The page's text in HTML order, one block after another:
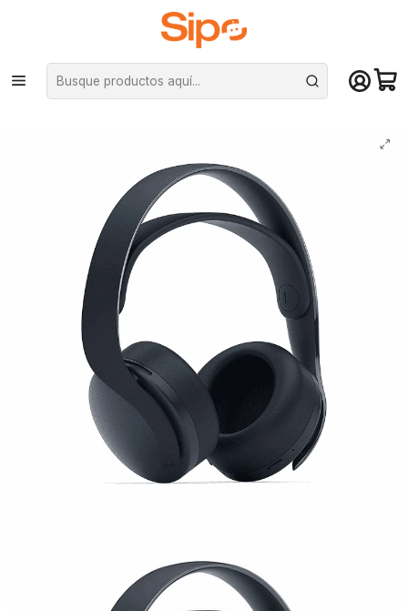
¡Compra hasta mediodía y recibe hoy! De lunes a sábado en el gran
Santiago. Envío gratis desde $29.990
Inicio Computación y Gamers Audífonos
Audífonos Sony PlayStation PULSE 3D, BT - Midnight Black